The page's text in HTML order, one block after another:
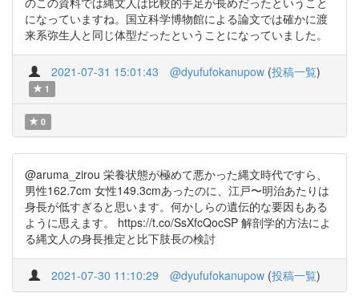
になっていますね。国立科学博物館による論文では確かに渡
来系弥生人と同じ体型だったということになっていました。
2021-07-31 15:01:43 @dyufufokanupow (投稿一覧)
1
0
@aruma_zirou 栄養状態が極めて悪かった縄文時代ですら、
男性162.7cm 女性149.3cmあったのに、江戸〜明治あたりは
身長が低すぎると思います。何かしらの遺伝的な要因もある
ように思えます。 https://t.co/SsXfcQocSP 解剖学的方法によ
る縄文人の身長推定と比下肢長の検討
2021-07-30 11:10:29 @dyufufokanupow (投稿一覧)